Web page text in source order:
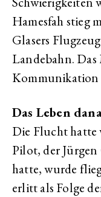
Hamesfah stieg
Glasers
Landebahn.
Kommunikation
Das Leben
Die Flucht hatte
Pilot, der Jürgen
hatte, wurde
erlitt als Folge